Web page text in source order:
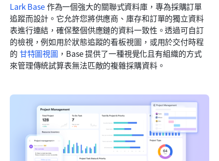
Lark Base 作為一個強大的關聯式資料庫，專為採購訂單
追蹤而設計。它允許您將供應商、庫存和訂單的獨立資料
表進行連結，確保整個供應鏈的資料一致性。透過可自訂
的檢視，例如用於狀態追蹤的看板視圖，或用於交付時程
的 甘特圖視圖 ，Base 提供了一種視覺化且有組織的方式
來管理傳統試算表無法匹敵的複雜採購資料。